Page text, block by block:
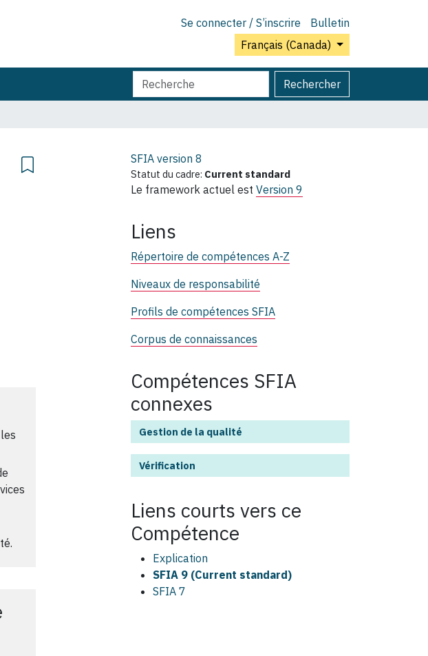
Se connecter / S’inscrire
Bulletin
Français (Canada)
Chercher
par
Rechercher
Recherche
avancée…
SFIA version 8
Statut du cadre: Current standard
Le framework actuel est Version 9
Liens
Répertoire de compétences A-Z
Niveaux de responsabilité
Profils de compétences SFIA
Corpus de connaissances
Compétences SFIA
connexes
Gestion de la qualité
Vérification
Liens courts vers ce
Compétence
Explication
SFIA 9 (Current standard)
SFIA 7